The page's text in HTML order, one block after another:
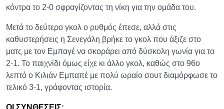
κόντρα το 2-0 σφραγίζοντας τη νίκη για την ομάδα του.
Μετά το δεύτερο γκολ ο ρυθμός έπεσε, αλλά στις
καθυστερήσεις η Σενεγάλη βρήκε το γκολ που άξιζε στο
ματς με τον Εμπαγέ να σκοράρει από δύσκολη γωνία για το
2-1. Το παιχνίδι όμως είχε κι άλλο γκολ, καθώς στο 96ο
λεπτό ο Κιλιάν Εμπαπέ με πολύ ωραίο σουτ διαμόρφωσε το
τελικό 3-1, γράφοντας ιστορία.
ΟΙ ΣΥΝΘΕΣΕΙΣ: